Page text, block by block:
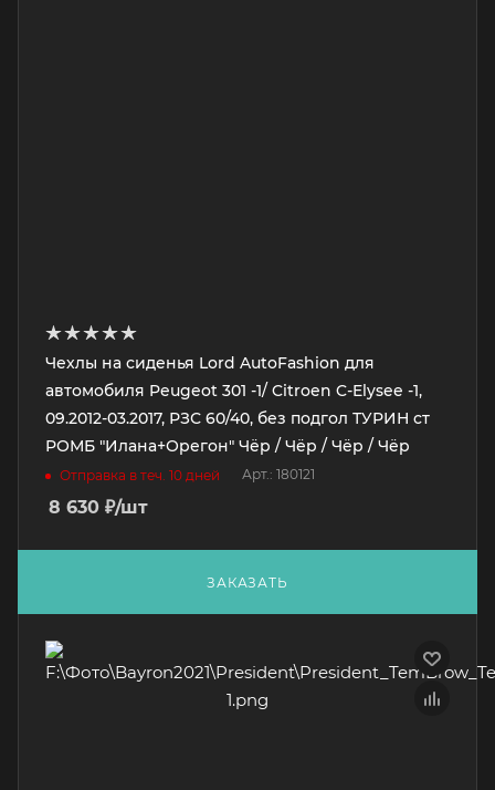
Чехлы на сиденья Lord AutoFashion для
автомобиля Peugeot 301 -1/ Citroen C-Elysee -1,
09.2012-03.2017, РЗС 60/40, без подгол ТУРИН ст
РОМБ "Илана+Орегон" Чёр / Чёр / Чёр / Чёр
Отправка в теч. 10 дней Арт.: 180121
8 630 ₽/шт
ЗАКАЗАТЬ